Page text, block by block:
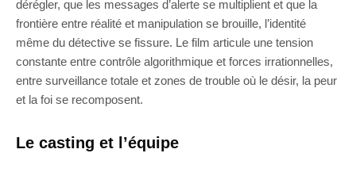
dérégler, que les messages d’alerte se multiplient et que la
frontière entre réalité et manipulation se brouille, l’identité
même du détective se fissure. Le film articule une tension
constante entre contrôle algorithmique et forces irrationnelles,
entre surveillance totale et zones de trouble où le désir, la peur
et la foi se recomposent.
Le casting et l’équipe